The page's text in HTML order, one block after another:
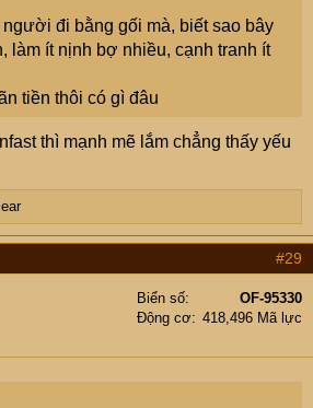
đi bằng gối mà, biết sao bây
làm ít nịnh bợ nhiều, cạnh tranh ít
tiền thôi có gì đâu
thì mạnh mẽ lắm chẳng thấy yếu
#29
Biển số
OF-95330
Động cơ
418,496 Mã lực